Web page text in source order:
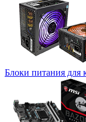
Блоки питания для